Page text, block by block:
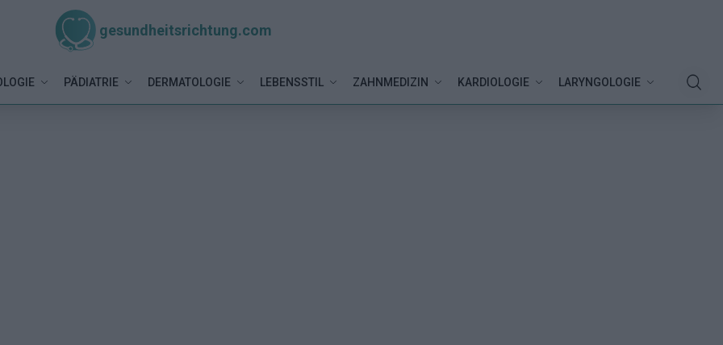
gesundheitsrichtung.com
PÄDIATRIE DERMATOLOGIE LEBENSSTIL ZAHNMEDIZIN KARDIOLOGIE LARYNGOLOGIE